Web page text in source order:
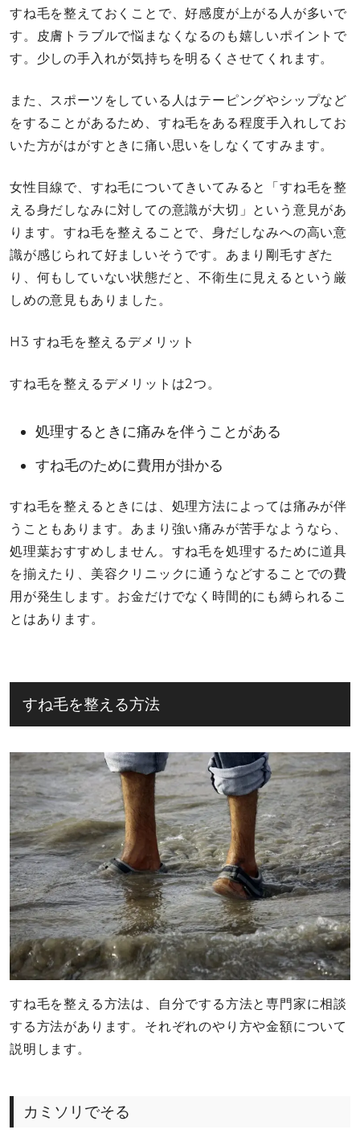
すね毛を整えておくことで、好感度が上がる人が多いで
す。皮膚トラブルで悩まなくなるのも嬉しいポイントで
す。少しの手入れが気持ちを明るくさせてくれます。
また、スポーツをしている人はテーピングやシップなど
をすることがあるため、すね毛をある程度手入れしてお
いた方がはがすときに痛い思いをしなくてすみます。
女性目線で、すね毛についてきいてみると「すね毛を整
える身だしなみに対しての意識が大切」という意見があ
ります。すね毛を整えることで、身だしなみへの高い意
識が感じられて好ましいそうです。あまり剛毛すぎた
り、何もしていない状態だと、不衛生に見えるという厳
しめの意見もありました。
H3 すね毛を整えるデメリット
すね毛を整えるデメリットは2つ。
処理するときに痛みを伴うことがある
すね毛のために費用が掛かる
すね毛を整えるときには、処理方法によっては痛みが伴
うこともあります。あまり強い痛みが苦手なようなら、
処理葉おすすめしません。すね毛を処理するために道具
を揃えたり、美容クリニックに通うなどすることでの費
用が発生します。お金だけでなく時間的にも縛られるこ
とはあります。
すね毛を整える方法
すね毛を整える方法は、自分でする方法と専門家に相談
する方法があります。それぞれのやり方や金額について
説明します。
カミソリでそる